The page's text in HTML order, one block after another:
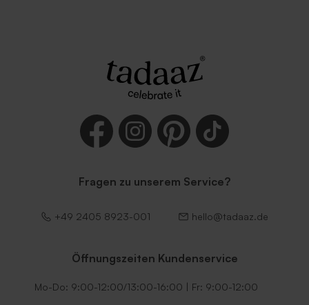
Fragen zu unserem Service?
+49 2405 8923-001 hello@tadaaz.de
Öffnungszeiten Kundenservice
Mo-Do: 9:00-12:00/13:00-16:00 | Fr: 9:00-12:00